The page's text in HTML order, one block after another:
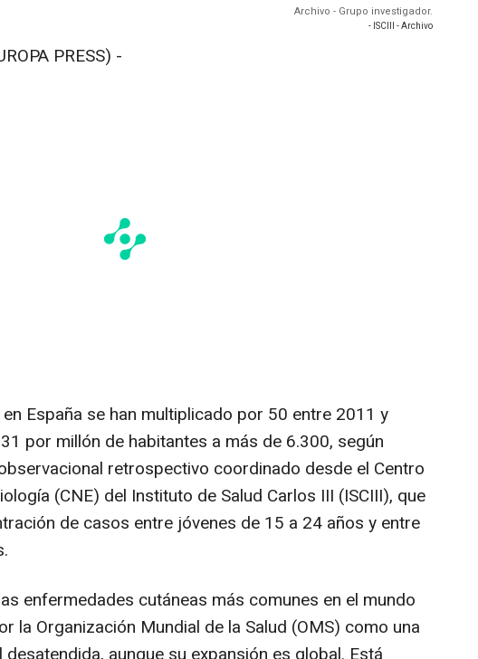
Archivo - Grupo investigador.
- ISCIII - Archivo
PRESS) -
España se han multiplicado por 50 entre 2011 y
por millón de habitantes a más de 6.300, según
retrospectivo coordinado desde el Centro
(CNE) del Instituto de Salud Carlos III (ISCIII), que
de casos entre jóvenes de 15 a 24 años y entre
enfermedades cutáneas más comunes en el mundo
la Organización Mundial de la Salud (OMS) como una